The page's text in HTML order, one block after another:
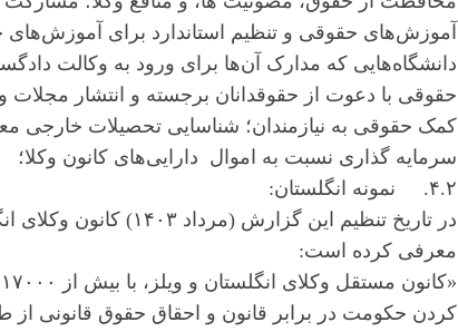
آموزش‌های حقوقی و تنظیم استاندارد برای آموزش‌های
دانشگاه‌هایی که مدارک آن‌ها برای ورود به وکالت
حقوقی با دعوت از حقوقدانان برجسته و انتشار
کمک حقوقی به نیازمندان؛ شناسایی تحصیلات خارجی
سرمایه گذاری نسبت به اموال دارایی‌های کانون
۴.۲. نمونه انگلستان:
در تاریخ تنظیم این
معرفی کرده است:
کردن حکومت در برابر قانون و احقاق حقوق قانونی از